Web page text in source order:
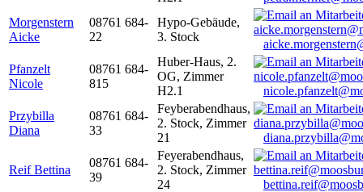
Morgenstern
Aicke
08761 684-
22
Hypo-Gebäude,
3. Stock
Pfanzelt
Nicole
08761 684-
815
Huber-Haus, 2.
OG, Zimmer
H2.1
Przybilla
Diana
08761 684-
33
Feyberabendhaus,
2. Stock, Zimmer
21
Reif Bettina
08761 684-
39
Feyerabendhaus,
2. Stock, Zimmer
24